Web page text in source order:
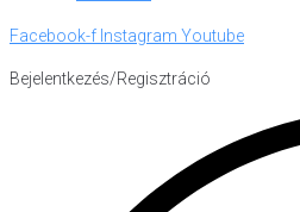
Facebook-f Instagram Youtube
Bejelentkezés/Regisztráció